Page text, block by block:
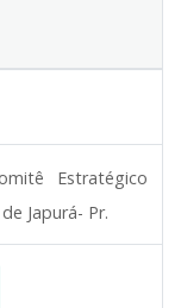
Estratégico
Japurá- Pr.